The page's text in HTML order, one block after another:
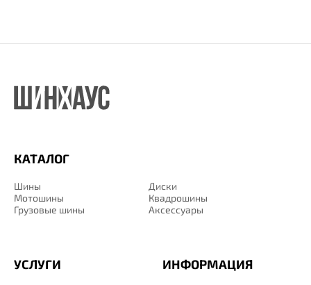
КАТАЛОГ
Шины
Диски
Мотошины
Квадрошины
Грузовые шины
Аксессуары
ИНФОРМАЦИЯ
УСЛУГИ